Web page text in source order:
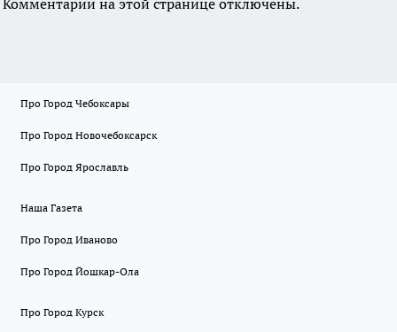
Про Город Чебоксары
Про Город Новочебоксарск
Про Город Ярославль
Наша Газета
Про Город Иваново
Про Город Йошкар-Ола
Про Город Курск